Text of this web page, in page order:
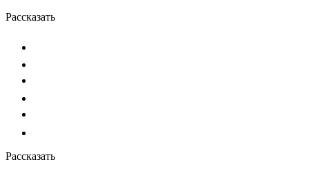
Рассказать
Рассказать